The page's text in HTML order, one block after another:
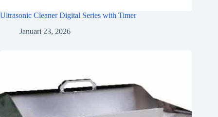
Ultrasonic Cleaner Digital Series with Timer
Januari 23, 2026